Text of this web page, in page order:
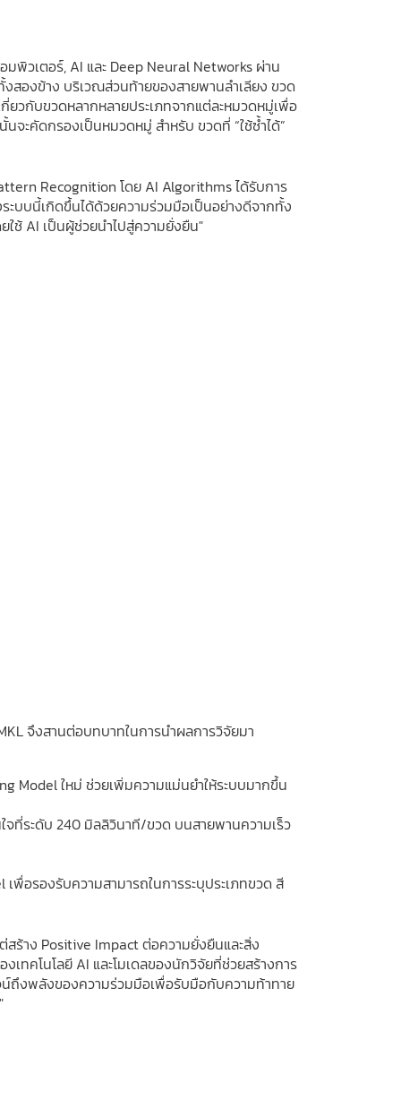
พิวเตอร์, AI และ Deep Neural Networks ผ่าน
สองข้าง บริเวณส่วนท้ายของสายพานลำเลียง ขวด
วกับขวดหลากหลายประเภทจากแต่ละหมวดหมู่เพื่อ
จะคัดกรองเป็นหมวดหมู่ สำหรับ ขวดที่ “ใช้ซ้ำได้”
Recognition โดย AI Algorithms ได้รับการ
บบนี้เกิดขึ้นได้ด้วยความร่วมมือเป็นอย่างดีจากทั้ง
ใช้ AI เป็นผู้ช่วยนำไปสู่ความยั่งยืน"
จึงสานต่อบทบาทในการนำผลการวิจัยมา
Model ใหม่ ช่วยเพิ่มความแม่นยำให้ระบบมากขึ้น
ที่ระดับ 240 มิลลิวินาที/ขวด บนสายพานความเร็ว
พื่อรองรับความสามารถในการระบุประเภทขวด สี
สร้าง Positive Impact ต่อความยั่งยืนและสิ่ง
ทคโนโลยี AI และโมเดลของนักวิจัยที่ช่วยสร้างการ
น์ถึงพลังของความร่วมมือเพื่อรับมือกับความท้าทาย